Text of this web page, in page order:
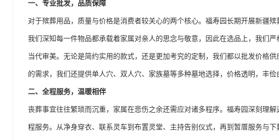
一、专业批发，品质保障
对于殡葬用品，质量与价格是消费者较关心的两个核心。福寿园长期开展新疆
我们深知每一件物品都承载着家属对亲人的思念与敬意，因此在选品上，我们
当代审美。无论是简约实用的款式，还是更加考究的定制，我们都以批发价格
的需求，我们还提供单人穴、双人穴、家族墓等多种墓地选择，价格透明，丰俭
二、全程服务，温暖相伴
丧葬事宜往往繁琐而沉重，家属在悲伤之余还需应对诸多程序。福寿园深刻理
程服务。从净身穿衣、联系灵车到布置灵堂、主持告别仪式，再到暂厝服务与